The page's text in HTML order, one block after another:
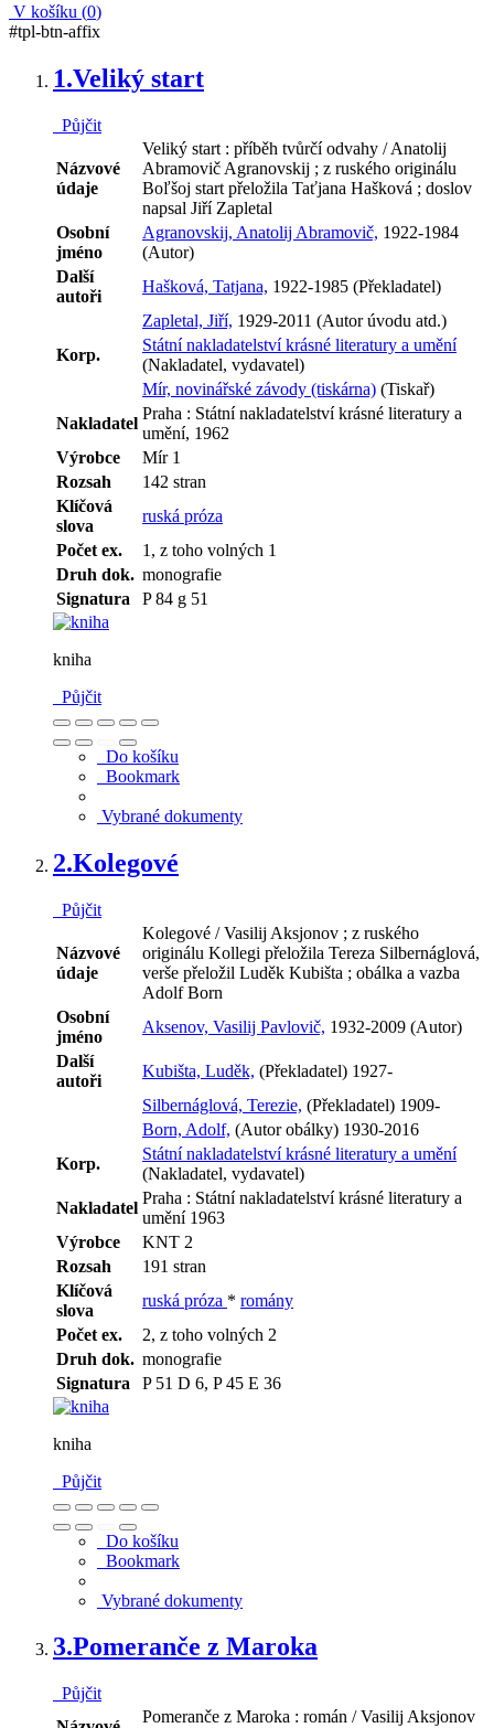
V košíku (0)
#tpl-btn-affix
1.Veliký start
Půjčit
Názvové
údaje
Veliký start : příběh tvůrčí odvahy / Anatolij
Abramovič Agranovskij ; z ruského originálu
Boľšoj start přeložila Taťjana Hašková ; doslov
napsal Jiří Zapletal
Osobní
jméno
Agranovskij, Anatolij Abramovič, 1922-1984
(Autor)
Další
autoři
Hašková, Tatjana, 1922-1985 (Překladatel)
Zapletal, Jiří, 1929-2011 (Autor úvodu atd.)
Korp.
Státní nakladatelství krásné literatury a umění
(Nakladatel, vydavatel)
Mír, novinářské závody (tiskárna) (Tiskař)
Nakladatel
Praha : Státní nakladatelství krásné literatury a
umění, 1962
Výrobce
Mír 1
Rozsah
142 stran
Klíčová
slova
ruská próza
Počet ex.
1, z toho volných 1
Druh dok. monografie
Signatura
P 84 g 51
kniha
Půjčit
Do košíku
Bookmark
Vybrané dokumenty
2.Kolegové
Půjčit
Názvové
údaje
Kolegové / Vasilij Aksjonov ; z ruského
originálu Kollegi přeložila Tereza Silbernáglová,
verše přeložil Luděk Kubišta ; obálka a vazba
Adolf Born
Osobní
jméno
Aksenov, Vasilij Pavlovič, 1932-2009 (Autor)
Další
autoři
Kubišta, Luděk, (Překladatel) 1927-
Silbernáglová, Terezie, (Překladatel) 1909-
Born, Adolf, (Autor obálky) 1930-2016
Korp.
Státní nakladatelství krásné literatury a umění
(Nakladatel, vydavatel)
Nakladatel
Praha : Státní nakladatelství krásné literatury a
umění 1963
Výrobce
KNT 2
Rozsah
191 stran
Klíčová
slova
ruská próza * romány
Počet ex.
2, z toho volných 2
Druh dok. monografie
Signatura
P 51 D 6, P 45 E 36
kniha
Půjčit
Do košíku
Bookmark
Vybrané dokumenty
3.Pomeranče z Maroka
Půjčit
Pomeranče z Maroka : román / Vasilij Aksjonov